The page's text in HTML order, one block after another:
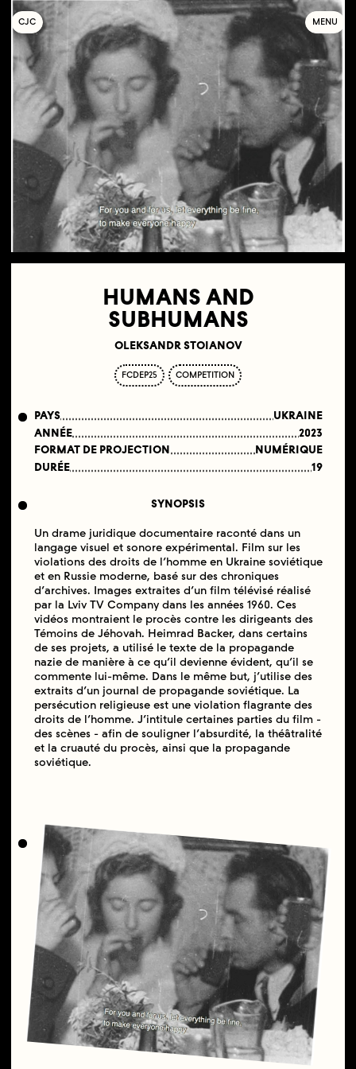
COLLECTIF
JEUNE
C INÉMA MENU
HUMANS AND
SUBHUMANS
OLEKSANDR STOIANOV
FCDEP25 COMPETITION
PAYS
UKRAINE
ANNÉE
2023
FORMAT DE PROJECTION
NUMÉRIQUE
DURÉE
19
SYNOPSIS
Un drame juridique documentaire raconté dans un
langage visuel et sonore expérimental. Film sur les
violations des droits de l’homme en Ukraine soviétique
et en Russie moderne, basé sur des chroniques
d’archives. Images extraites d’un film télévisé réalisé
par la Lviv TV Company dans les années 1960. Ces
vidéos montraient le procès contre les dirigeants des
Témoins de Jéhovah. Heimrad Backer, dans certains
de ses projets, a utilisé le texte de la propagande
nazie de manière à ce qu’il devienne évident, qu’il se
commente lui-même. Dans le même but, j’utilise des
extraits d’un journal de propagande soviétique. La
persécution religieuse est une violation flagrante des
droits de l’homme. J’intitule certaines parties du film -
des scènes - afin de souligner l’absurdité, la théâtralité
et la cruauté du procès, ainsi que la propagande
soviétique.